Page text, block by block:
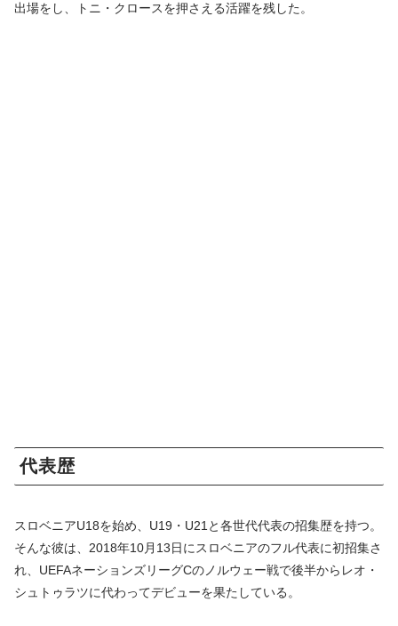
出場をし、トニ・クロースを押さえる活躍を残した。
代表歴
スロベニアU18を始め、U19・U21と各世代代表の招集歴を持つ。
そんな彼は、2018年10月13日にスロベニアのフル代表に初招集さ
れ、UEFAネーションズリーグCのノルウェー戦で後半からレオ・
シュトゥラツに代わってデビューを果たしている。